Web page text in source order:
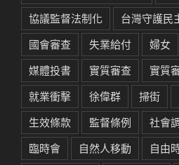
協議監督法制化
台灣守護民
國會審查
失業給付 婦女
媒體投書
實質審查 實質
就業衝擊
徐偉群 掃街
生效條款
監督條例 社會
臨時會
自然人移動 自由